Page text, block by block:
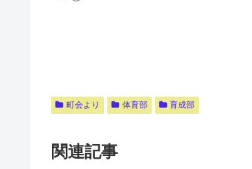
町会より 体育部 育成部
関連記事